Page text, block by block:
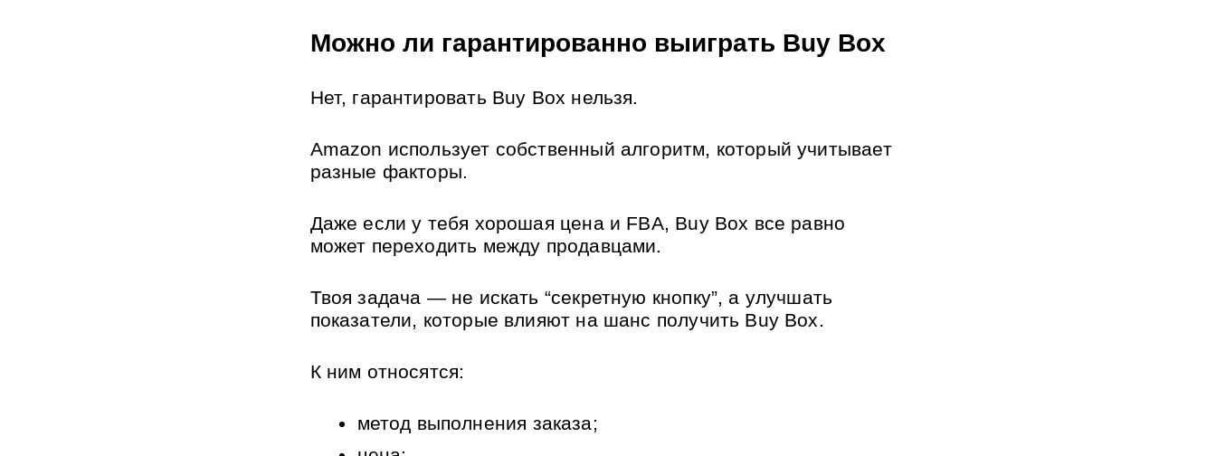
Можно ли гарантированно выиграть Buy Box
Нет, гарантировать Buy Box нельзя.
Amazon использует собственный алгоритм, который учитывает
разные факторы.
Даже если у тебя хорошая цена и FBA, Buy Box все равно
может переходить между продавцами.
Твоя задача — не искать “секретную кнопку”, а улучшать
показатели, которые влияют на шанс получить Buy Box.
К ним относятся:
метод выполнения заказа;